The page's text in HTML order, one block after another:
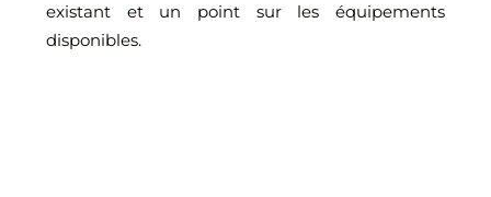
existant et un point sur les équipements
disponibles.